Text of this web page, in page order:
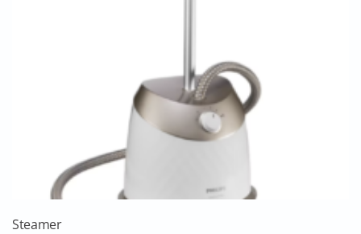
Steamer